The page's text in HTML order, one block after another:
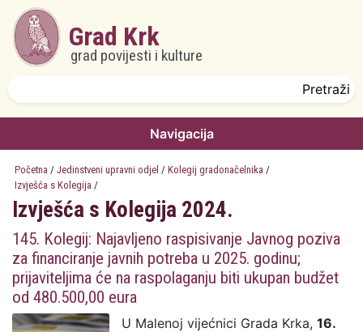
Skoči na glavni sadržaj
Grad Krk
grad povijesti i kulture
Navigacija
Početna / Jedinstveni upravni odjel / Kolegij gradonačelnika /
Izvješća s Kolegija /
Izvješća s Kolegija 2024.
145. Kolegij: Najavljeno raspisivanje Javnog poziva
za financiranje javnih potreba u 2025. godinu;
prijaviteljima će na raspolaganju biti ukupan budžet
od 480.500,00 eura
U Malenoj vijećnici Grada Krka, 16.